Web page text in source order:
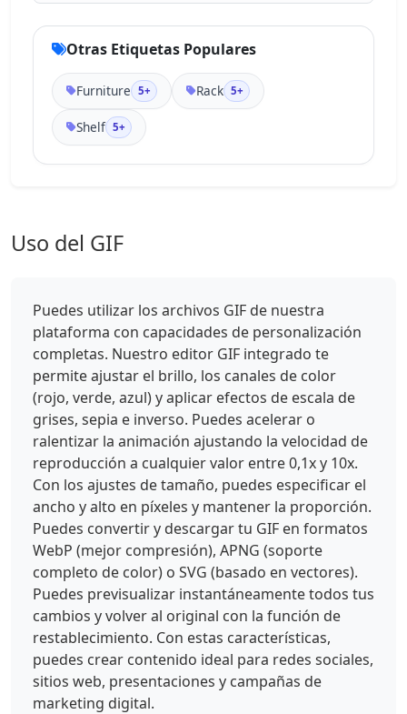
Otras Etiquetas Populares
Furniture 5+ Rack 5+
Shelf 5+
Uso del GIF
Puedes utilizar los archivos GIF de nuestra
plataforma con capacidades de personalización
completas. Nuestro editor GIF integrado te
permite ajustar el brillo, los canales de color
(rojo, verde, azul) y aplicar efectos de escala de
grises, sepia e inverso. Puedes acelerar o
ralentizar la animación ajustando la velocidad de
reproducción a cualquier valor entre 0,1x y 10x.
Con los ajustes de tamaño, puedes especificar el
ancho y alto en píxeles y mantener la proporción.
Puedes convertir y descargar tu GIF en formatos
WebP (mejor compresión), APNG (soporte
completo de color) o SVG (basado en vectores).
Puedes previsualizar instantáneamente todos tus
cambios y volver al original con la función de
restablecimiento. Con estas características,
puedes crear contenido ideal para redes sociales,
sitios web, presentaciones y campañas de
marketing digital.